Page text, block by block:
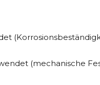
(mechanische